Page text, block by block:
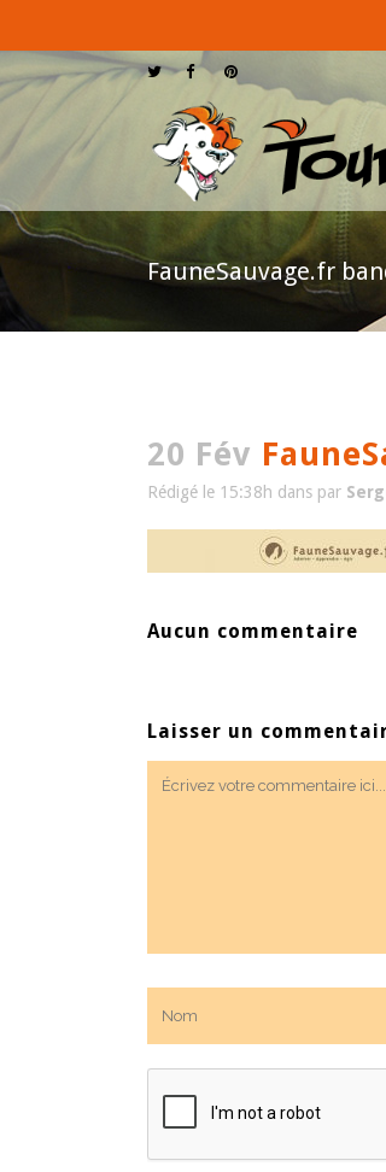
FauneSauvage.fr
20 Fév
Rédigé le 15:38h dans par
Aucun commentaire
Laisser un